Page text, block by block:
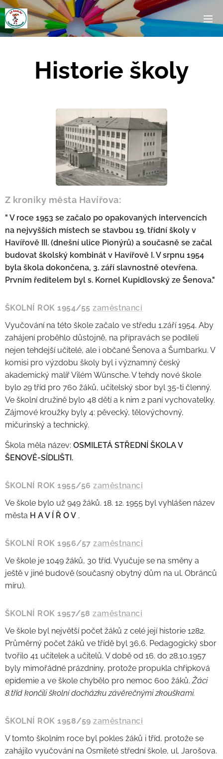
Historie školy
Z kroniky města Havířova:
" V roce 1953 se začalo po opakovaných intervencích
na nejvyšších místech se stavbou 19. třídní školy v
Havířově III. (dnešní ulice Pionýrů) a současně se začal
budovat školský kombinát v Havířově I. V srpnu 1954
byla škola dokončena, 3. září slavnostně otevřena.
Prvním ředitelem byl s. Kornel Kupidlovský ze Šenova."
ŠKOLNÍ ROK 1954/55 zaměstnanci
Vyučování na této škole začalo ve středu 1.září 1954. Aby
zahájení proběhlo důstojně, na přípravách se podíleli
nejen tehdejší učitelé, ale i občané Šenova a Šumbarku. V
komisi pro výzdobu školy byl i významný český
akademický malíř Vilém Wünsche. V tehdy nové škole
bylo 29 tříd pro 760 žáků, učitelský sbor byl 35-ti členný.
Ve školní družině bylo 48 dětí a k nim 2 paní vychovatelky.
Zájmové kroužky byly 4: pěvecký, tělovýchovný,
mičurinský a technický.
Škola měla název: OSMILETÁ STŘEDNÍ ŠKOLA V
ŠENOVĚ-SÍDLIŠTI.
ŠKOLNÍ ROK 1955/56 zaměstnanci
Ve škole bylo už 949 žáků. 18. 12. 1955 byl vyhlášen název
města H A V Í Ř O V .
ŠKOLNÍ ROK 1956/57 zaměstnanci
Ve škole je 1049 žáků, 30 tříd. Vyučuje se na směny a
ještě v jiné budově (současný obytný dům na ul. Obránců
míru).
ŠKOLNÍ ROK 1957/58 zaměstnanci
Ve škole byl největší počet žáků z celé její historie 1282.
Průměrný počet žáků ve třídě byl 36,6. Pedagogický sbor
tvořilo 41 učitelek a učitelů. V době od 16. do 28.10.1957
byly mimořádné prázdniny, protože propukla chřipková
epidemie a ve škole chybělo pro nemoc 600 žáků.Žáci
8.tříd končili školní docházku závěrečnými zkouškami.
ŠKOLNÍ ROK 1958/59 zaměstnanci
V tomto školním roce byl pokles žáků i tříd, protože se
zahájilo vyučování na Osmileté střední škole, ul. Jarošova.